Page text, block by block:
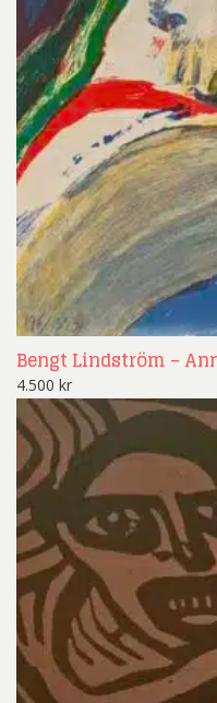
Bengt Lindström –
4.500 kr